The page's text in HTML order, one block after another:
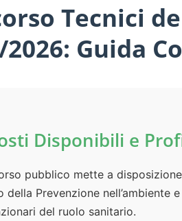
Tecnici
2026: Guida
Disponibili e
pubblico mette a disposizione
della Prevenzione nell’ambiente
del ruolo sanitario.